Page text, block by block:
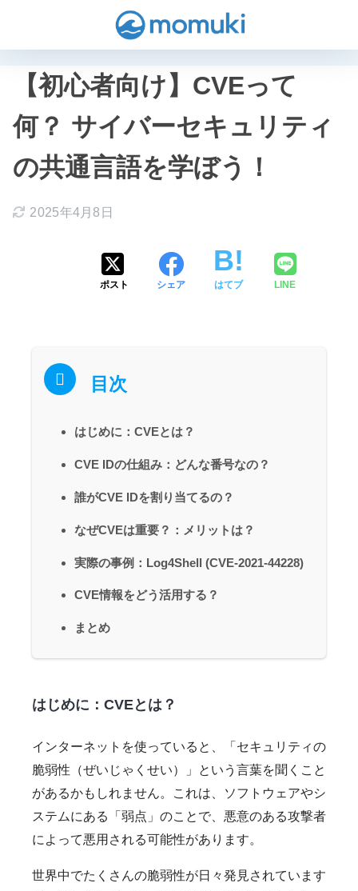
【初心者向け】CVEって
何？ サイバーセキュリティ
の共通言語を学ぼう！
2025年4月8日
ポスト シェア はてブ LINE
目次
はじめに：CVEとは？
CVE IDの仕組み：どんな番号なの？
誰がCVE IDを割り当てるの？
なぜCVEは重要？：メリットは？
実際の事例：Log4Shell (CVE-2021-44228)
CVE情報をどう活用する？
まとめ
はじめに：CVEとは？
インターネットを使っていると、「セキュリティの
脆弱性（ぜいじゃくせい）」という言葉を聞くこと
があるかもしれません。これは、ソフトウェアやシ
ステムにある「弱点」のことで、悪意のある攻撃者
によって悪用される可能性があります。
世界中でたくさんの脆弱性が日々発見されています